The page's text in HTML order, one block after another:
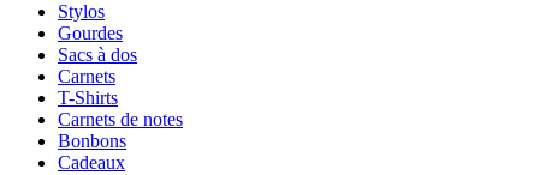
Stylos
Gourdes
Sacs à dos
Carnets
T-Shirts
Carnets de notes
Bonbons
Cadeaux